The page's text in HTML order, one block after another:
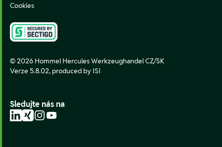
Cookies
© 2026 Hommel Hercules Werkzeughandel CZ/SK
Verze 5.8.02, produced by ISI
Sledujte nás na
LinkedIn
XingInstagram
YouTube